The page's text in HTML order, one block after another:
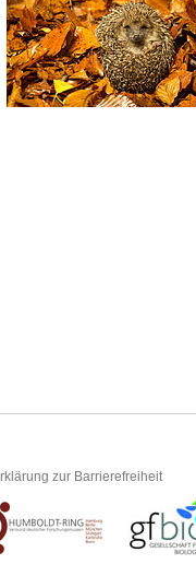
zur Barrierefreiheit